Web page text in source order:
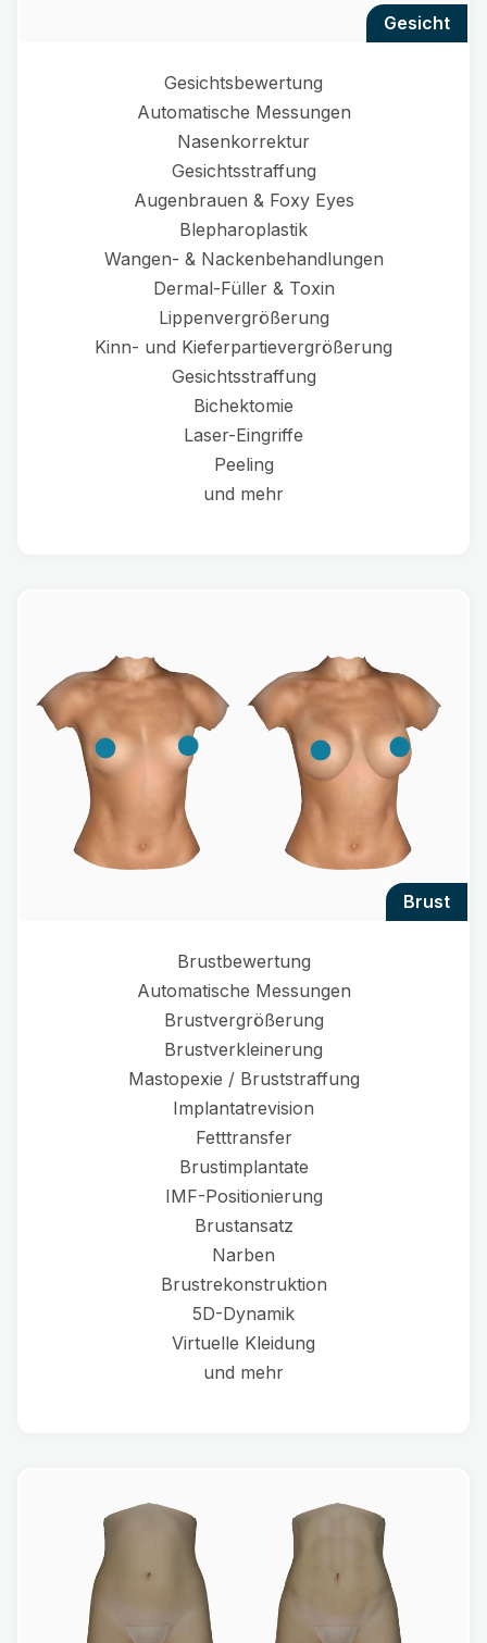
gesicht
Gesichtsbewertung
Automatische Messungen
Nasenkorrektur
Gesichtsstraffung
Augenbrauen & Foxy Eyes
Blepharoplastik
Wangen- & Nackenbehandlungen
Dermal-Füller & Toxin
Lippenvergrößerung
Kinn- und Kieferpartievergrößerung
Gesichtsstraffung
Bichektomie
Laser-Eingriffe
Peeling
und mehr
brust
Brustbewertung
Automatische Messungen
Brustvergrößerung
Brustverkleinerung
Mastopexie / Bruststraffung
Implantatrevision
Fetttransfer
Brustimplantate
IMF-Positionierung
Brustansatz
Narben
Brustrekonstruktion
5D-Dynamik
Virtuelle Kleidung
und mehr